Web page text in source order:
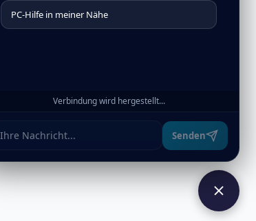
PC-Hilfe in meiner Nähe
Verbindung wird hergestellt...
Senden